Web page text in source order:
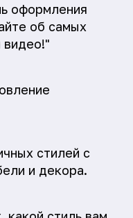
оформления
об самых
видео!"
стилей с
и декора.